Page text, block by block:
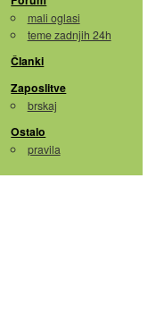
mali oglasi
teme zadnjih 24h
Članki
Zaposlitve
brskaj
Ostalo
pravila